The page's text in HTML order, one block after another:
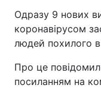
Одразу 9 нових
коронавірусом
людей похилого
Про це
посиланням на